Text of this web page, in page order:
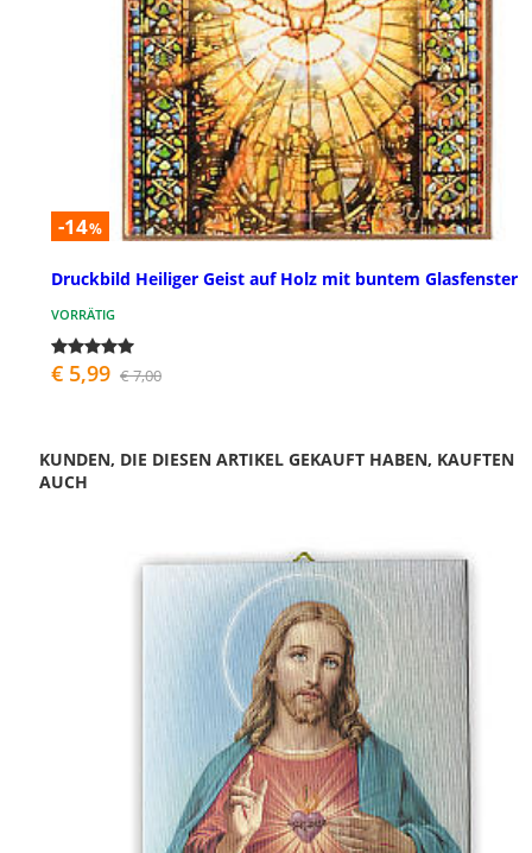
-14%
Druckbild Heiliger Geist auf Holz mit buntem Glasfenster
VORRÄTIG
€ 5,99 € 7,00
KUNDEN, DIE DIESEN ARTIKEL GEKAUFT HABEN, KAUFTEN
AUCH